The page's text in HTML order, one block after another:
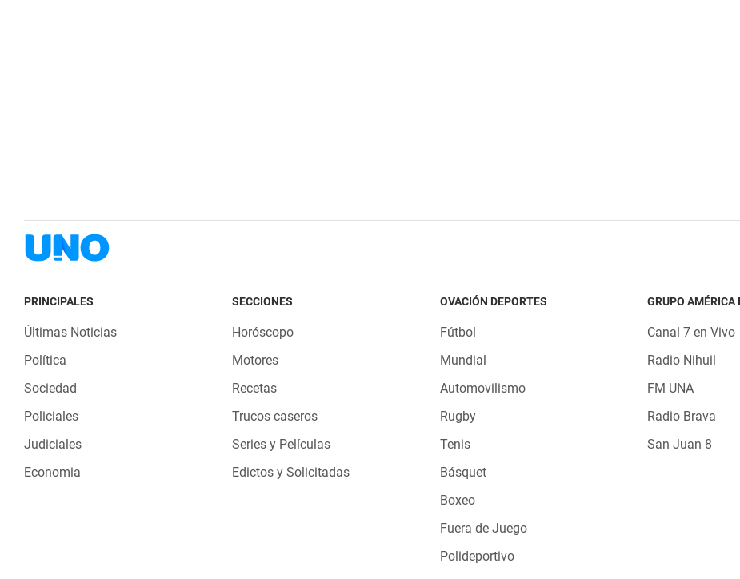
PRINCIPALES
Últimas Noticias
Política
Sociedad
Policiales
Judiciales
Economia
SECCIONES
Horóscopo
Motores
Recetas
Trucos caseros
Series y Películas
Edictos y Solicitadas
OVACIÓN DEPORTES
Fútbol
Mundial
Automovilismo
Rugby
Tenis
Básquet
Boxeo
Fuera de Juego
Polideportivo
GRUPO AMÉRICA
Canal 7 en Vivo
Radio Nihuil
FM UNA
Radio Brava
San Juan 8